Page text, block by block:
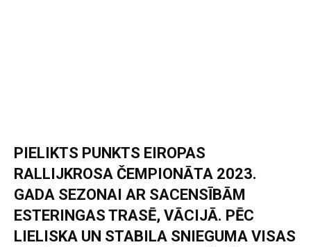
PIELIKTS PUNKTS EIROPAS
RALLIJKROSA ČEMPIONĀTA 2023.
GADA SEZONAI AR SACENSĪBĀM
ESTERINGAS TRASĒ, VĀCIJĀ. PĒC
LIELISKA UN STABILA SNIEGUMA VISAS